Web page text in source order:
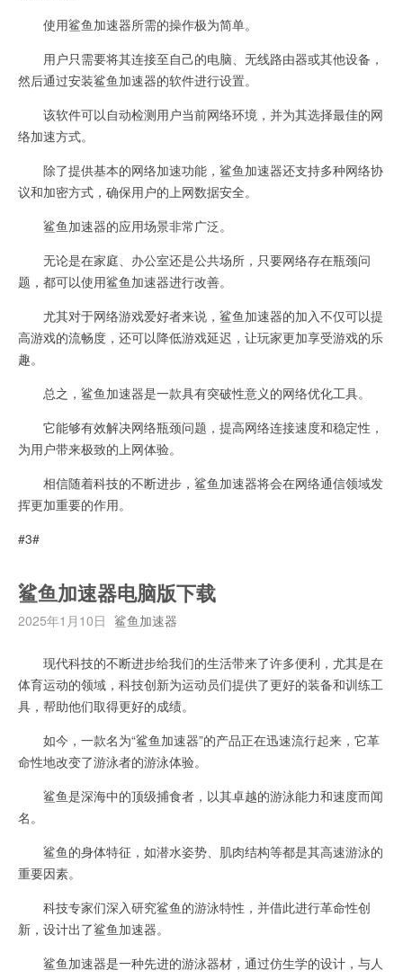
使用鲨鱼加速器所需的操作极为简单。
用户只需要将其连接至自己的电脑、无线路由器或其他设备，
然后通过安装鲨鱼加速器的软件进行设置。
该软件可以自动检测用户当前网络环境，并为其选择最佳的网
络加速方式。
除了提供基本的网络加速功能，鲨鱼加速器还支持多种网络协
议和加密方式，确保用户的上网数据安全。
鲨鱼加速器的应用场景非常广泛。
无论是在家庭、办公室还是公共场所，只要网络存在瓶颈问
题，都可以使用鲨鱼加速器进行改善。
尤其对于网络游戏爱好者来说，鲨鱼加速器的加入不仅可以提
高游戏的流畅度，还可以降低游戏延迟，让玩家更加享受游戏的乐
趣。
总之，鲨鱼加速器是一款具有突破性意义的网络优化工具。
它能够有效解决网络瓶颈问题，提高网络连接速度和稳定性，
为用户带来极致的上网体验。
相信随着科技的不断进步，鲨鱼加速器将会在网络通信领域发
挥更加重要的作用。
#3#
鲨鱼加速器电脑版下载
2025年1月10日 鲨鱼加速器
现代科技的不断进步给我们的生活带来了许多便利，尤其是在
体育运动的领域，科技创新为运动员们提供了更好的装备和训练工
具，帮助他们取得更好的成绩。
如今，一款名为“鲨鱼加速器”的产品正在迅速流行起来，它革
命性地改变了游泳者的游泳体验。
鲨鱼是深海中的顶级捕食者，以其卓越的游泳能力和速度而闻
名。
鲨鱼的身体特征，如潜水姿势、肌肉结构等都是其高速游泳的
重要因素。
科技专家们深入研究鲨鱼的游泳特性，并借此进行革命性创
新，设计出了鲨鱼加速器。
鲨鱼加速器是一种先进的游泳器材，通过仿生学的设计，与人